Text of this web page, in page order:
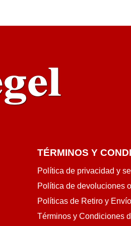
TÉRMINOS Y
Política de privacidad y
Política de devoluciones
Políticas de Retiro y
Términos y Condiciones